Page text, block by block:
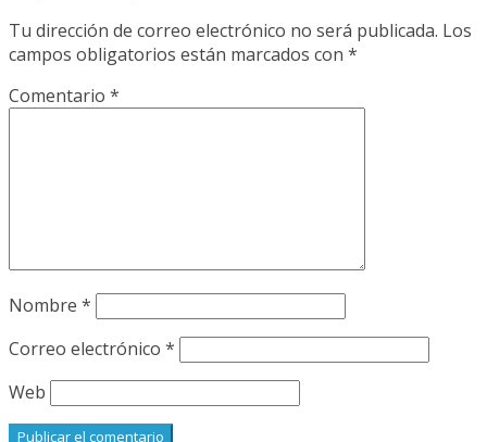
Tu dirección de correo electrónico no será publicada. Los
campos obligatorios están marcados con *
Comentario *
Nombre *
Correo electrónico *
Web